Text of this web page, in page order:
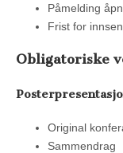
Påmelding
Frist for
Obligatoriske
Original
Sammendrag